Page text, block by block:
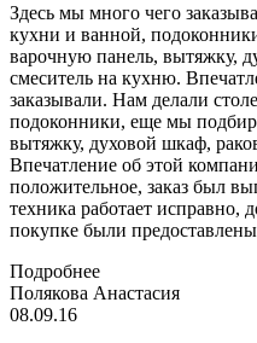
Здесь мы много чего
кухни и ванной,
варочную панель, вытяжку,
смеситель на кухню.
заказывали. Нам делали
подоконники, еще мы
вытяжку, духовой шкаф,
Впечатление об этой
положительное, заказ был
техника работает исправно,
покупке были
Подробнее
Полякова Анастасия
08.09.16